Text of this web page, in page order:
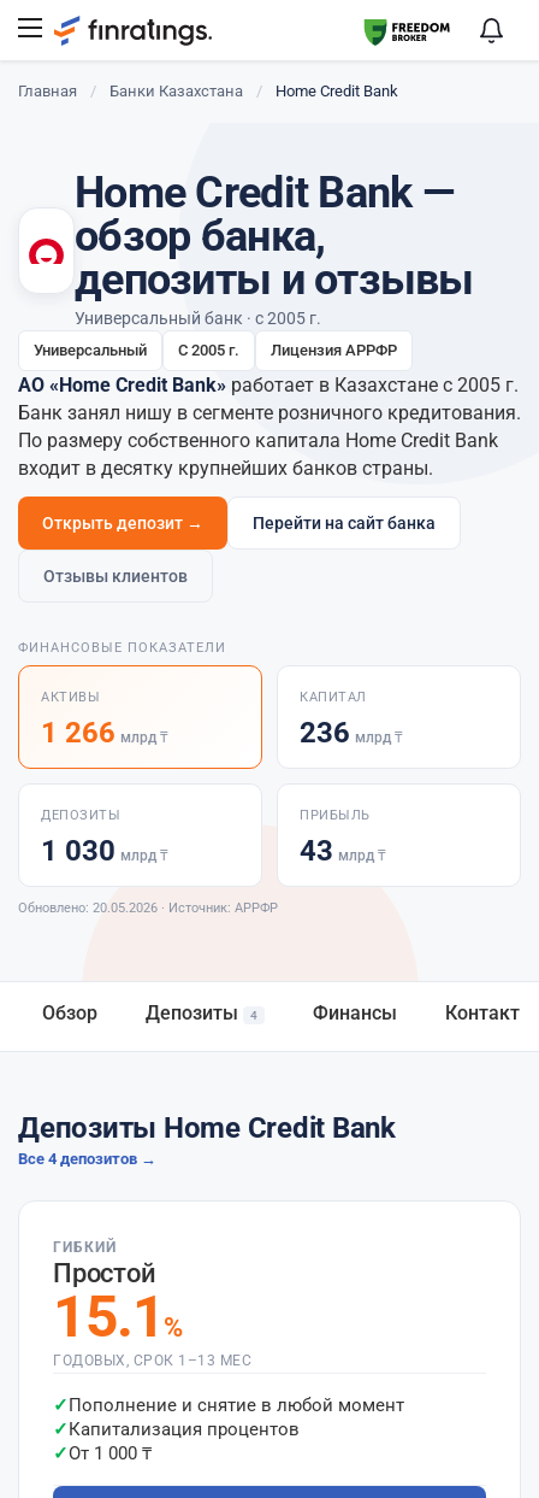
Главная / Банки Казахстана / Home Credit Bank
Home Credit Bank —
обзор банка,
депозиты и отзывы
Универсальный банк · с 2005 г.
Универсальный С 2005 г. Лицензия АРРФР
АО «Home Credit Bank» работает в Казахстане с 2005 г.
Банк занял нишу в сегменте розничного кредитования.
По размеру собственного капитала Home Credit Bank
входит в десятку крупнейших банков страны.
Открыть депозит → Перейти на сайт банка
Отзывы клиентов
ФИНАНСОВЫЕ ПОКАЗАТЕЛИ
АКТИВЫ
1 266 млрд ₸
КАПИТАЛ
236 млрд ₸
ДЕПОЗИТЫ
1 030 млрд ₸
ПРИБЫЛЬ
43 млрд ₸
Обновлено: 20.05.2026 · Источник: АРРФР
Обзор Депозиты 4 Финансы Контакты
Депозиты Home Credit Bank
Все 4 депозитов →
ГИБКИЙ
Простой
15.1 %
ГОДОВЫХ, СРОК 1–13 МЕС
Пополнение и снятие в любой момент
Капитализация процентов
От 1 000 ₸